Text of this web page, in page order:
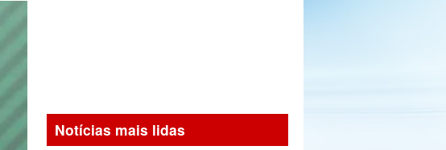
Notícias mais lidas